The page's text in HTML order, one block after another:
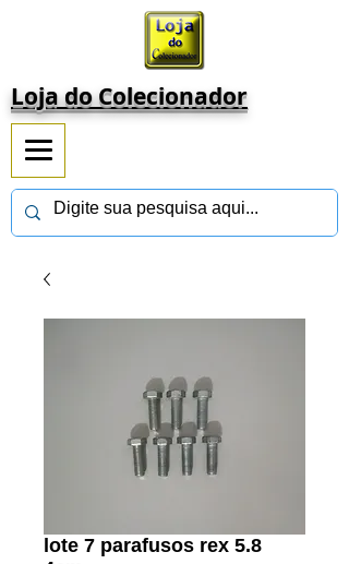
Loja do Colecionador
lote 7 parafusos rex 5.8